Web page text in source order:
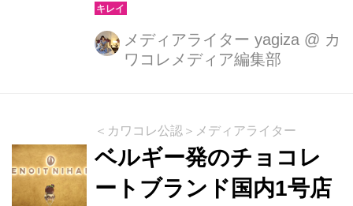
ス）」として新たに生まれ変わりまし
た。2025年6月24日、リブランディン
グと新製品の発表を記念し、都内で開
ランドコンセプトである“満たすケ
ア”に共感しながら、自身のヘアケア体
験や美しさへの想いを語りました。
メディアライター yagiza @ カ
ワコレメディア編集部
＜カワコレ公認＞メディアライター
ベルギー発のチョコレ
ートブランド国内1号店